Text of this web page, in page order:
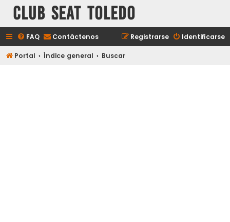
Club Seat Toledo
FAQ Contáctenos Identificarse
Registrarse
Portal Índice general Buscar